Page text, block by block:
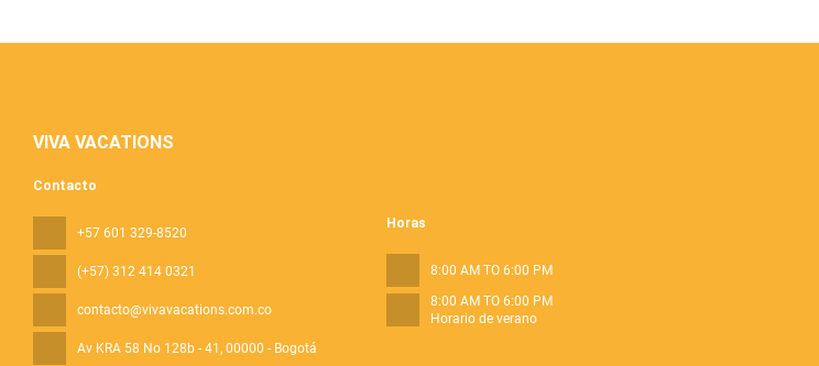
VIVA VACATIONS
Contacto
+57 601 329-8520
(+57) 312 414 0321
contacto@vivavacations.com.co
Av KRA 58 No 128b - 41 , 00000 - Bogotá
Horas
8:00 AM TO 6:00 PM
8:00 AM TO 6:00 PM
Horario de verano